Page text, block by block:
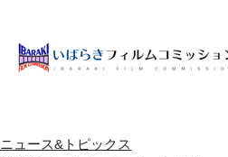
ニュース&トピックス